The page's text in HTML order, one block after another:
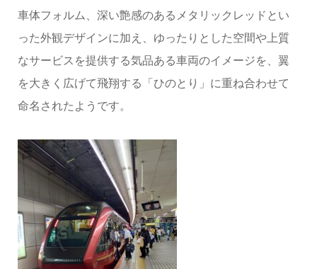
車体フォルム、深い艶感のあるメタリックレッドとい
った外観デザインに加え、ゆったりとした空間や上質
なサービスを提供する気品ある車両のイメージを、翼
を大きく広げて飛翔する「ひのとり」に重ね合わせて
命名されたようです。